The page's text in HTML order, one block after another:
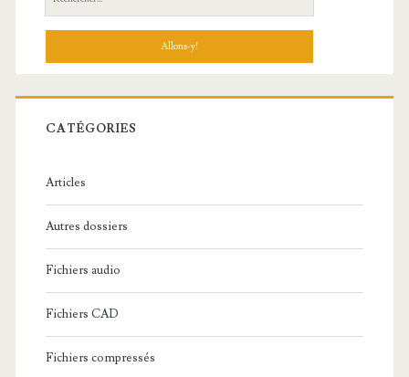
e
h
r
c
:
CATÉGORIES
Articles
Autres dossiers
Fichiers audio
Fichiers CAD
Fichiers compressés